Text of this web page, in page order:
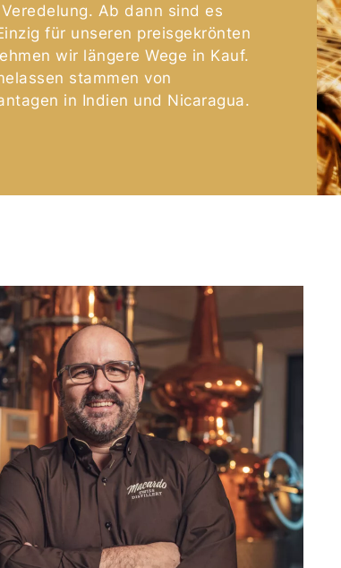
Ab dann sind es
für unseren preisgekrönten
wir längere Wege in Kauf.
stammen von
in Indien und Nicaragua.